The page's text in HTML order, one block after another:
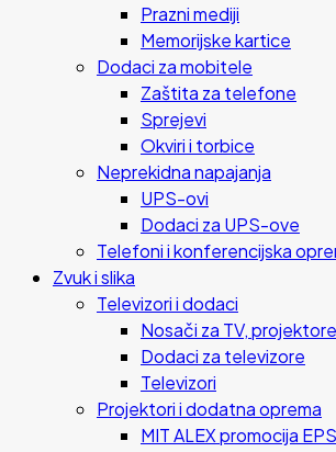
Prazni mediji
Memorijske kartice
Dodaci za mobitele
Zaštita za telefone
Sprejevi
Okviri i torbice
Neprekidna napajanja
UPS-ovi
Dodaci za UPS-ove
Telefoni i konferencijska
Zvuk i slika
Televizori i dodaci
Nosači za TV,
Dodaci za televizore
Televizori
Projektori i dodatna oprema
MIT ALEX promocija